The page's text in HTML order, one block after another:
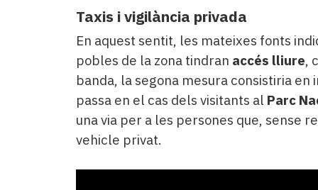
Taxis i vigilància privada
En aquest sentit, les mateixes fonts
pobles de la zona tindran accés lliure,
banda, la segona mesura consistiria
passa en el cas dels visitants al Parc
una via per a les persones que, sense
vehicle privat.